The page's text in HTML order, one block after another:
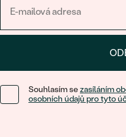
Souhlasím sezasíláním
osobních údajů pro tyto